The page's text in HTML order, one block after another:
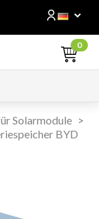
0
Solarmodule
BYD